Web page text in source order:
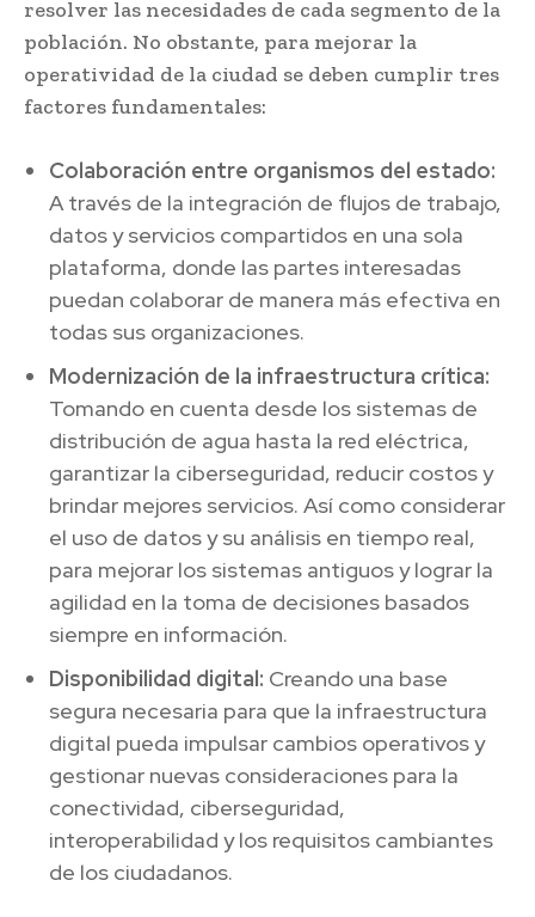
resolver las necesidades de cada segmento de la
población. No obstante, para mejorar la
operatividad de la ciudad se deben cumplir tres
factores fundamentales:
Colaboración entre organismos del estado:
A través de la integración de flujos de trabajo,
datos y servicios compartidos en una sola
plataforma, donde las partes interesadas
puedan colaborar de manera más efectiva en
todas sus organizaciones.
Modernización de la infraestructura crítica:
Tomando en cuenta desde los sistemas de
distribución de agua hasta la red eléctrica,
garantizar la ciberseguridad, reducir costos y
brindar mejores servicios. Así como considerar
el uso de datos y su análisis en tiempo real,
para mejorar los sistemas antiguos y lograr la
agilidad en la toma de decisiones basados
siempre en información.
Disponibilidad digital: Creando una base
segura necesaria para que la infraestructura
digital pueda impulsar cambios operativos y
gestionar nuevas consideraciones para la
conectividad, ciberseguridad,
interoperabilidad y los requisitos cambiantes
de los ciudadanos.